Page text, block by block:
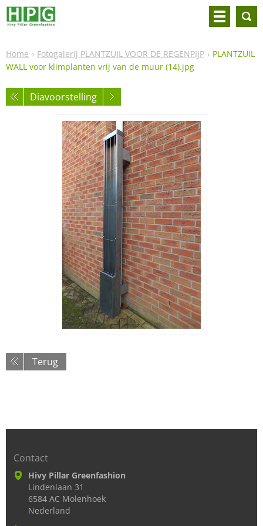
Home Fotogalerij PLANTZUIL VOOR DE REGENPIJP
PLANTZUIL
WALL voor klimplanten vrij van de muur (14).jpg
Diavoorstelling
Terug
Contact
Hivy Pillar Greenfashion
Lindenlaan 31
6584 AC Molenhoek
Nederland